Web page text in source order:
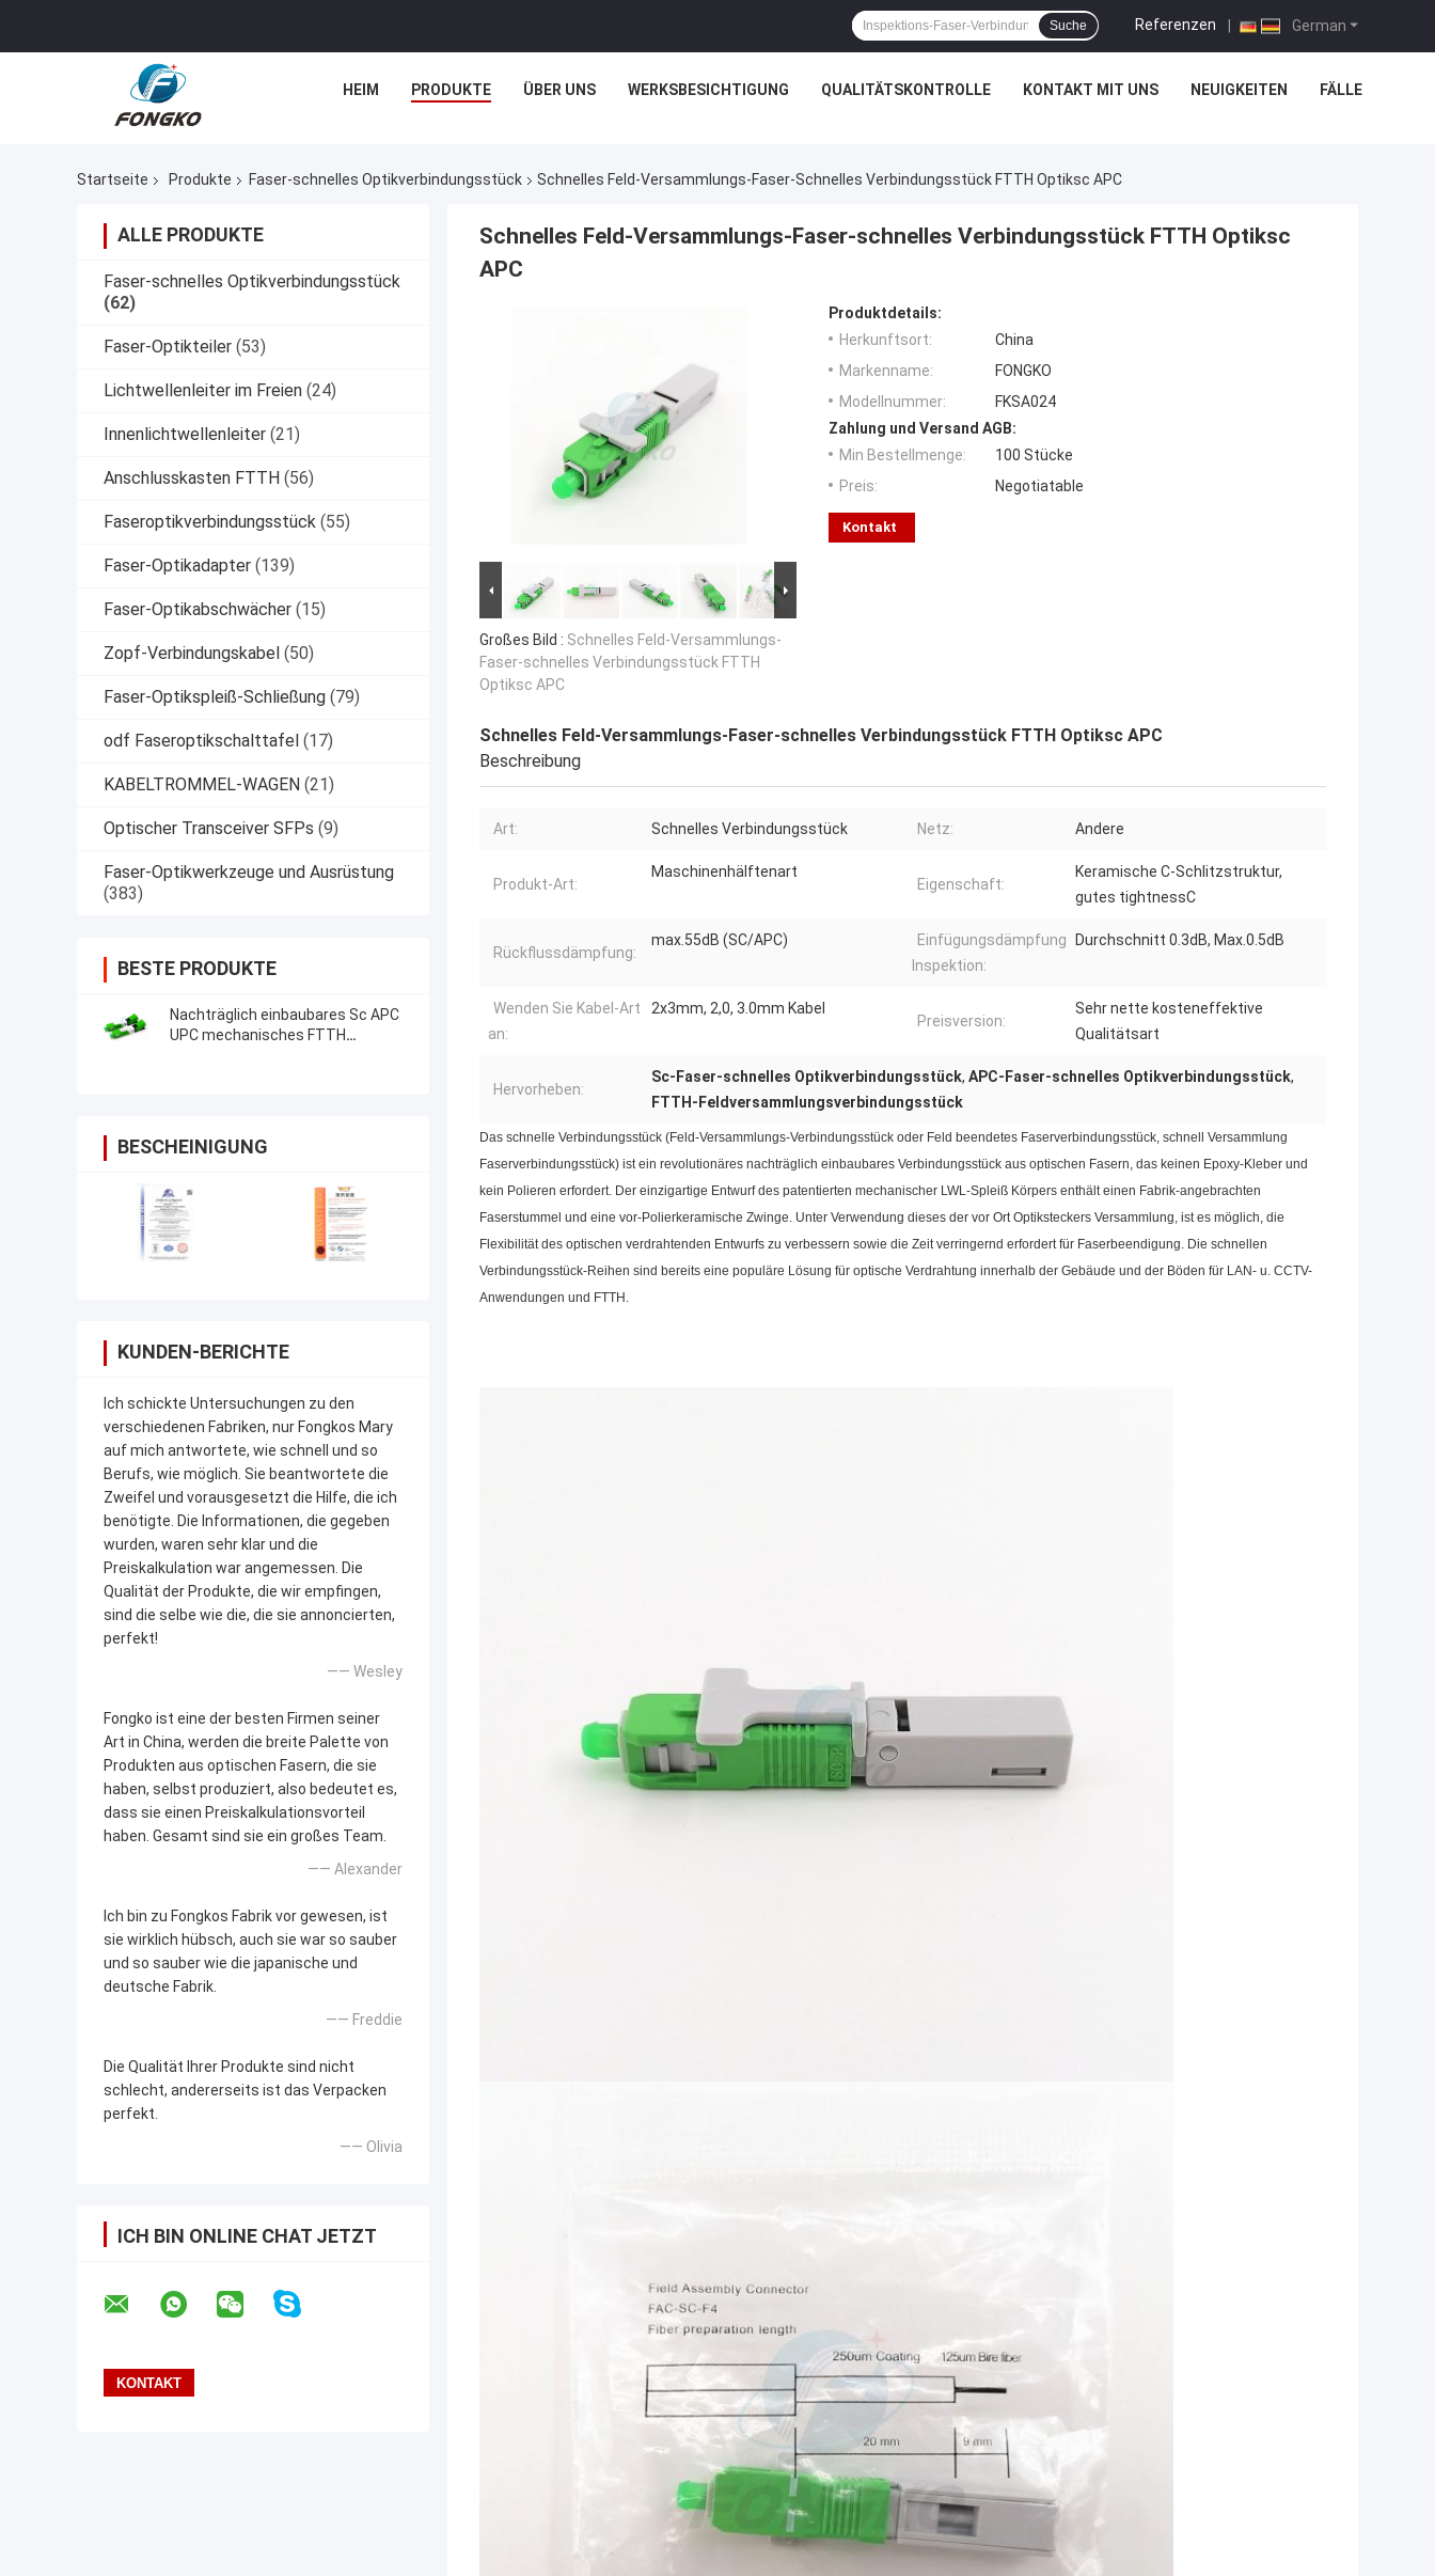
German
Referenzen |
Suche
HEIM PRODUKTE ÜBER UNS WERKSBESICHTIGUNG QUALITÄTSKONTROLLE KONTAKT MIT UNS NEUIGKEITEN FÄLLE
Startseite Produkte Faser-schnelles Optikverbindungsstück Schnelles Feld-Versammlungs-Faser-Schnelles Verbindungsstück FTTH Optiksc APC
ALLE PRODUKTE
Faser-schnelles Optikverbindungsstück
(62)
Faser-Optikteiler (53)
Lichtwellenleiter im Freien (24)
Innenlichtwellenleiter (21)
Anschlusskasten FTTH (56)
Faseroptikverbindungsstück (55)
Faser-Optikadapter (139)
Faser-Optikabschwächer (15)
Zopf-Verbindungskabel (50)
Faser-Optikspleiß-Schließung (79)
odf Faseroptikschalttafel (17)
KABELTROMMEL-WAGEN (21)
Optischer Transceiver SFPs (9)
Faser-Optikwerkzeuge und Ausrüstung
(383)
BESTE PRODUKTE
Nachträglich einbaubares Sc APC
UPC mechanisches FTTH
BESCHEINIGUNG
KUNDEN-BERICHTE
Ich schickte Untersuchungen zu den
verschiedenen Fabriken, nur Fongkos Mary
auf mich antwortete, wie schnell und so
Berufs, wie möglich. Sie beantwortete die
Zweifel und vorausgesetzt die Hilfe, die ich
benötigte. Die Informationen, die gegeben
wurden, waren sehr klar und die
Preiskalkulation war angemessen. Die
Qualität der Produkte, die wir empfingen,
sind die selbe wie die, die sie annoncierten,
perfekt!
—— Wesley
Fongko ist eine der besten Firmen seiner
Art in China, werden die breite Palette von
Produkten aus optischen Fasern, die sie
haben, selbst produziert, also bedeutet es,
dass sie einen Preiskalkulationsvorteil
haben. Gesamt sind sie ein großes Team.
—— Alexander
Ich bin zu Fongkos Fabrik vor gewesen, ist
sie wirklich hübsch, auch sie war so sauber
und so sauber wie die japanische und
deutsche Fabrik.
—— Freddie
Die Qualität Ihrer Produkte sind nicht
schlecht, andererseits ist das Verpacken
perfekt.
—— Olivia
ICH BIN ONLINE CHAT JETZT
Schnelles Feld-Versammlungs-Faser-schnelles Verbindungsstück FTTH Optiksc
APC
Großes Bild : Schnelles Feld-Versammlungs-
Faser-schnelles Verbindungsstück FTTH
Optiksc APC
Produktdetails:
Herkunftsort:
China
Markenname:
FONGKO
Modellnummer:
FKSA024
Zahlung und Versand AGB:
Min Bestellmenge:
100 Stücke
Preis:
Negotiatable
Kontakt
Schnelles Feld-Versammlungs-Faser-schnelles Verbindungsstück FTTH Optiksc APC
Beschreibung
Art: Schnelles Verbindungsstück Netz: Andere
Produkt-Art:
Maschinenhälftenart
Eigenschaft:
Keramische C-Schlitzstruktur,
gutes tightnessC
Rückflussdämpfung:
max.55dB (SC/APC)
Einfügungsdämpfung
Inspektion:
Durchschnitt 0.3dB, Max.0.5dB
Wenden Sie Kabel-Art
an:
2x3mm, 2,0, 3.0mm Kabel
Preisversion:
Sehr nette kosteneffektive
Qualitätsart
Hervorheben:
Sc-Faser-schnelles Optikverbindungsstück, APC-Faser-schnelles Optikverbindungsstück,
FTTH-Feldversammlungsverbindungsstück
Das schnelle Verbindungsstück (Feld-Versammlungs-Verbindungsstück oder Feld beendetes Faserverbindungsstück, schnell Versammlung
Faserverbindungsstück) ist ein revolutionäres nachträglich einbaubares Verbindungsstück aus optischen Fasern, das keinen Epoxy-Kleber und
kein Polieren erfordert. Der einzigartige Entwurf des patentierten mechanischer LWL-Spleiß Körpers enthält einen Fabrik-angebrachten
Faserstummel und eine vor-Polierkeramische Zwinge. Unter Verwendung dieses der vor Ort Optiksteckers Versammlung, ist es möglich, die
Flexibilität des optischen verdrahtenden Entwurfs zu verbessern sowie die Zeit verringernd erfordert für Faserbeendigung. Die schnellen
Verbindungsstück-Reihen sind bereits eine populäre Lösung für optische Verdrahtung innerhalb der Gebäude und der Böden für LAN- u. CCTV-
Anwendungen und FTTH.